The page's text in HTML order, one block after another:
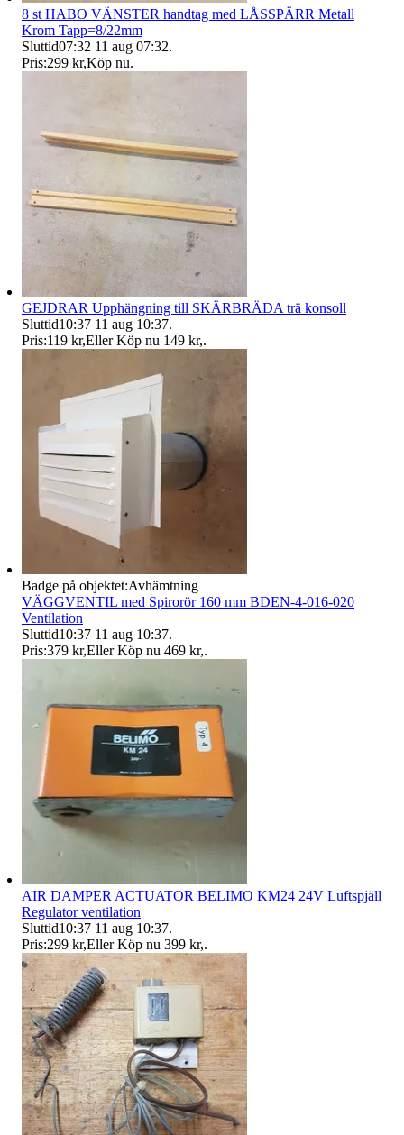
8 st HABO VÄNSTER handtag med LÅSSPÄRR Metall
Krom Tapp=8/22mm
Sluttid07:32 11 aug 07:32.
Pris:299 kr,Köp nu.
GEJDRAR Upphängning till SKÄRBRÄDA trä konsoll
Sluttid10:37 11 aug 10:37.
Pris:119 kr,Eller Köp nu 149 kr,.
Badge på objektet:Avhämtning
VÄGGVENTIL med Spirorör 160 mm BDEN-4-016-020
Ventilation
Sluttid10:37 11 aug 10:37.
Pris:379 kr,Eller Köp nu 469 kr,.
AIR DAMPER ACTUATOR BELIMO KM24 24V Luftspjäll
Regulator ventilation
Sluttid10:37 11 aug 10:37.
Pris:299 kr,Eller Köp nu 399 kr,.